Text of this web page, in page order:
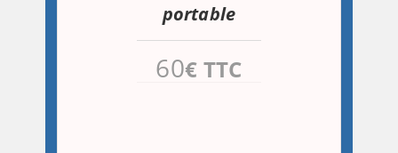
portable
60€ TTC